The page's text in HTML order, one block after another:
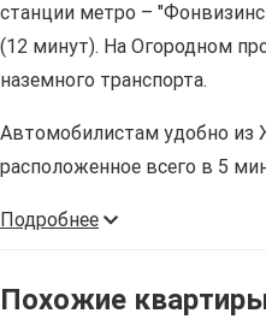
станции метро –
(12 минут). На Огородном
наземного транспорта.
Автомобилистам удобно
расположенное всего в 5
Подробнее
Похожие